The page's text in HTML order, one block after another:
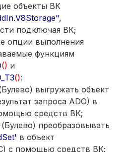
объекты ВК
,
подключая ВК;
выполнения
функциям
() и
():
выгружать объект
запроса ADO) в
средств ВК;
преобразовывать
в объект
с помощью средств ВК;